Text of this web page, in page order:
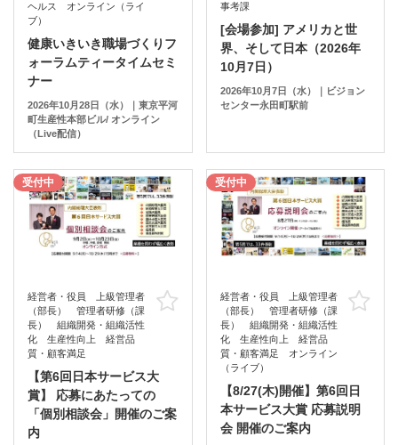
ヘルス オンライン（ライ
ブ）
健康いきいき職場づくりフ
ォーラムティータイムセミ
ナー
2026年10月28日（水）｜東京平河
町生産性本部ビル/ オンライン
（Live配信）
事考課
[会場参加] アメリカと世
界、そして日本（2026年
10月7日）
2026年10月7日（水）｜ビジョン
センター永田町駅前
受付中
経営者・役員 上級管理者
（部長） 管理者研修（課
長） 組織開発・組織活性
化 生産性向上 経営品
質・顧客満足
お気に入り
【第6回日本サービス大
賞】 応募にあたっての
「個別相談会」開催のご案
内
受付中
経営者・役員 上級管理者
（部長） 管理者研修（課
長） 組織開発・組織活性
化 生産性向上 経営品
質・顧客満足 オンライン
（ライブ）
【8/27(木)開催】第6回日
本サービス大賞 応募説明
会 開催のご案内